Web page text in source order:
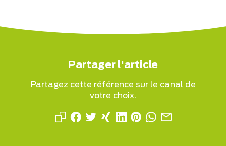
Partager l'article
Partagez cette référence sur le canal de
votre choix.